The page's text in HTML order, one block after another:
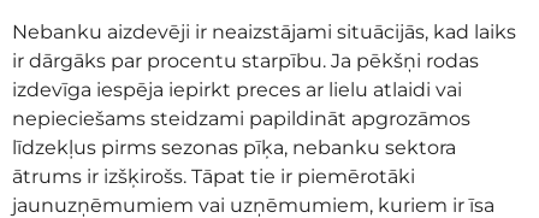
Nebanku aizdevēji ir neaizstājami situācijās, kad laiks
ir dārgāks par procentu starpību. Ja pēkšņi rodas
izdevīga iespēja iepirkt preces ar lielu atlaidi vai
nepieciešams steidzami papildināt apgrozāmos
līdzekļus pirms sezonas pīķa, nebanku sektora
ātrums ir izšķirošs. Tāpat tie ir piemērotāki
jaunuzņēmumiem vai uzņēmumiem, kuriem ir īsa